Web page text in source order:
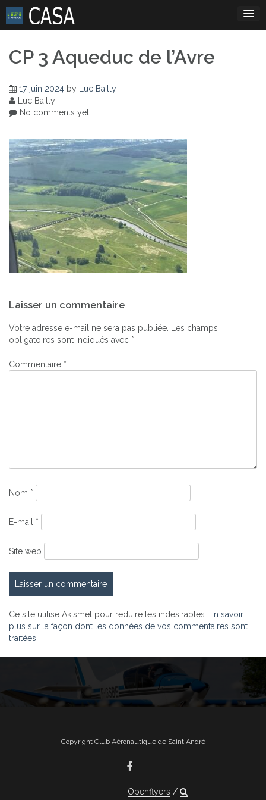
Skip
content
CP 3 Aqueduc de l’Avre
17 juin 2024 by Luc Bailly
Luc Bailly
No comments yet
de
l’article
Laisser un commentaire
Votre adresse e-mail ne sera pas publiée. Les champs
obligatoires sont indiqués avec *
Commentaire *
Nom *
E-mail *
Site web
Ce site utilise Akismet pour réduire les indésirables. En savoir
plus sur la façon dont les données de vos commentaires sont
traitées
Copyright Club Aéronautique de Saint André
Openflyers